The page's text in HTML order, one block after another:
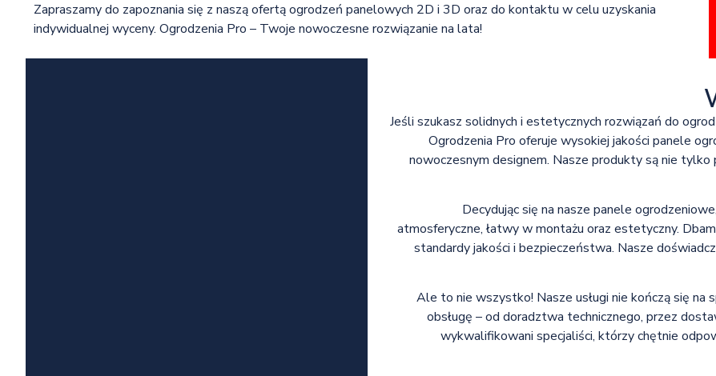
Zapraszamy do zapoznania się z naszą ofertą ogrodzeń panelowych 2D i 3D oraz do kontaktu w celu uzyskania
indywidualnej wyceny. Ogrodzenia Pro – Twoje nowoczesne rozwiązanie na lata!
Jeśli szukasz solidnych i estetycznych rozwiązań do
Ogrodzenia Pro oferuje wysokiej jakości panele
nowoczesnym designem. Nasze produkty są nie
Decydując się na nasze panele
atmosferyczne, łatwy w montażu oraz estetyczny.
standardy jakości i bezpieczeństwa. Nasze
Ale to nie wszystko! Nasze usługi nie kończą się
obsługę – od doradztwa technicznego, przez
wykwalifikowani specjaliści, którzy chętnie